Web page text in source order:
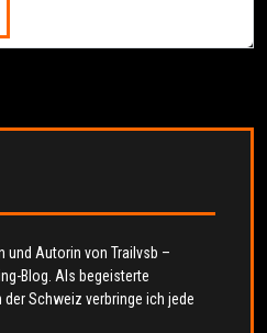
und Autorin von Trailvsb –
Blog. Als begeisterte
Schweiz verbringe ich jede